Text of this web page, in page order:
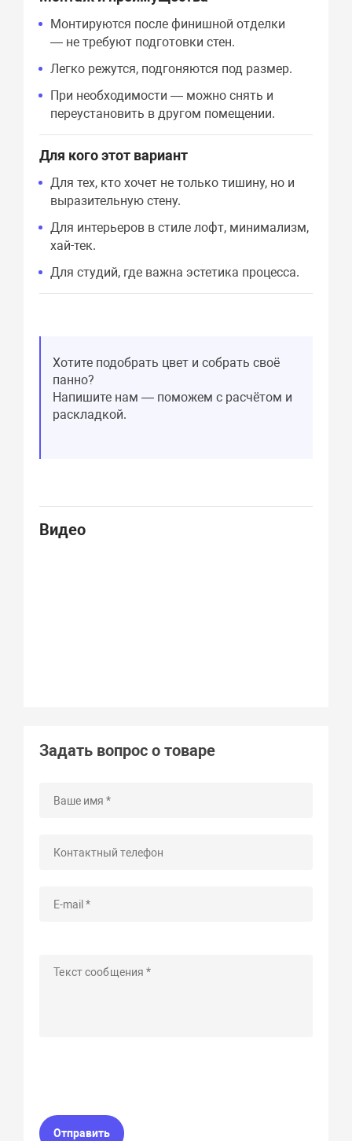
Монтируются после финишной отделки
— не требуют подготовки стен.
Легко режутся, подгоняются под размер.
При необходимости — можно снять и
переустановить в другом помещении.
Для кого этот вариант
Для тех, кто хочет не только тишину, но и
выразительную стену.
Для интерьеров в стиле лофт, минимализм,
хай-тек.
Для студий, где важна эстетика процесса.
Хотите подобрать цвет и собрать своё
панно?
Напишите нам — поможем с расчётом и
раскладкой.
Видео
Задать вопрос о товаре
Отправить